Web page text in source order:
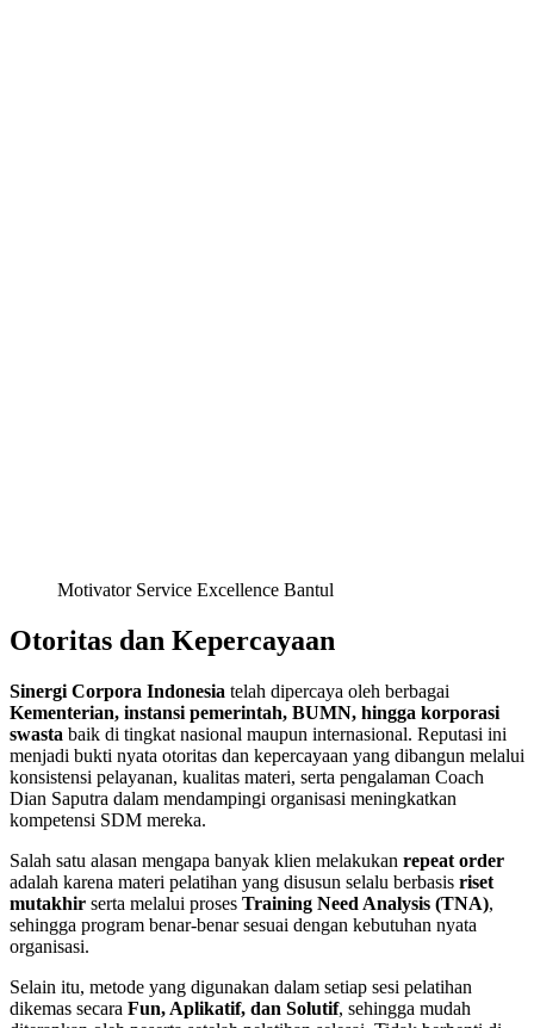
Motivator Service Excellence Bantul
Otoritas dan Kepercayaan
Sinergi Corpora Indonesia telah dipercaya oleh berbagai
Kementerian, instansi pemerintah, BUMN, hingga korporasi
swasta baik di tingkat nasional maupun internasional. Reputasi ini
menjadi bukti nyata otoritas dan kepercayaan yang dibangun melalui
konsistensi pelayanan, kualitas materi, serta pengalaman Coach
Dian Saputra dalam mendampingi organisasi meningkatkan
kompetensi SDM mereka.
Salah satu alasan mengapa banyak klien melakukan repeat order
adalah karena materi pelatihan yang disusun selalu berbasis riset
mutakhir serta melalui proses Training Need Analysis (TNA),
sehingga program benar-benar sesuai dengan kebutuhan nyata
organisasi.
Selain itu, metode yang digunakan dalam setiap sesi pelatihan
dikemas secara Fun, Aplikatif, dan Solutif, sehingga mudah